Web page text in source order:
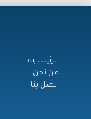
الرئيســية
من نحن
اتصل بنا